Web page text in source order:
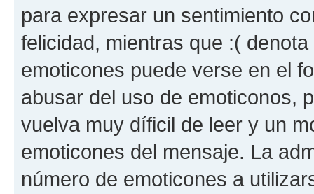
para expresar un sentimiento
felicidad, mientras que :(
emoticones puede verse en el
abusar del uso de emoticonos,
vuelva muy díficil de leer y un
emoticones del mensaje. La
número de emoticones a